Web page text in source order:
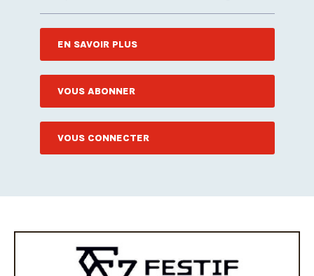
EN SAVOIR PLUS
VOUS ABONNER
VOUS CONNECTER